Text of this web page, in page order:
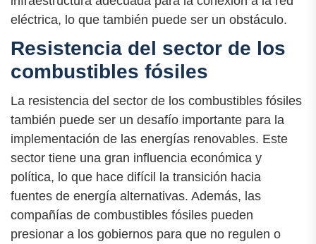
eléctrica, lo que también puede ser un obstáculo.
Resistencia del sector de los
combustibles fósiles
La resistencia del sector de los combustibles fósiles
también puede ser un desafío importante para la
implementación de las energías renovables. Este
sector tiene una gran influencia económica y
política, lo que hace difícil la transición hacia
fuentes de energía alternativas. Además, las
compañías de combustibles fósiles pueden
presionar a los gobiernos para que no regulen o